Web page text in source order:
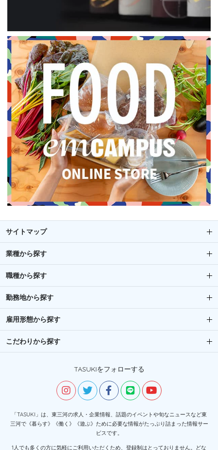
サイトマップ
業種から探す
職種から探す
勤務地から探す
雇用形態から探す
こだわりから探す
TASUKIをフォローする
「TASUKI」は、東三河の求人・企業情報、話題のイベントや旬なニュースなど東
三河で《暮らす》《働く》《遊ぶ》ために必要な情報がたっぷり詰まった情報サー
ビスです。
1人でも多くの方に気軽にご利用いただくため、登録制はとっておりません。どな